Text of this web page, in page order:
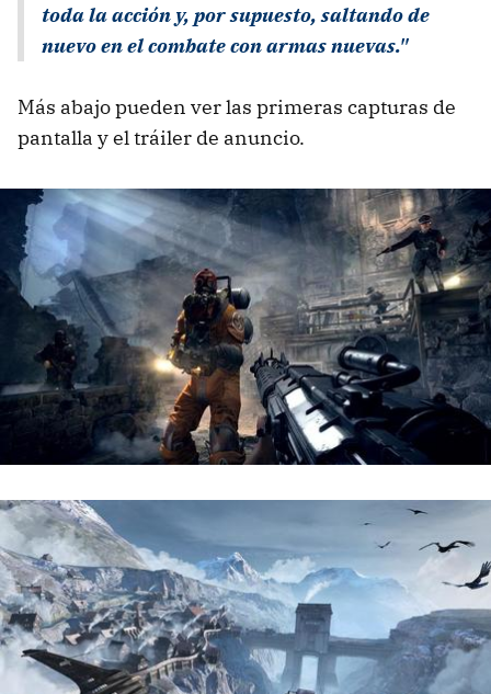
toda la acción y, por supuesto, saltando de
nuevo en el combate con armas nuevas."
Más abajo pueden ver las primeras capturas de
pantalla y el tráiler de anuncio.